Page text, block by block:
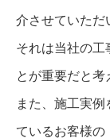
介させていただ
それは当社の工
とが重要だと考
また、施工実例
ているお客様の